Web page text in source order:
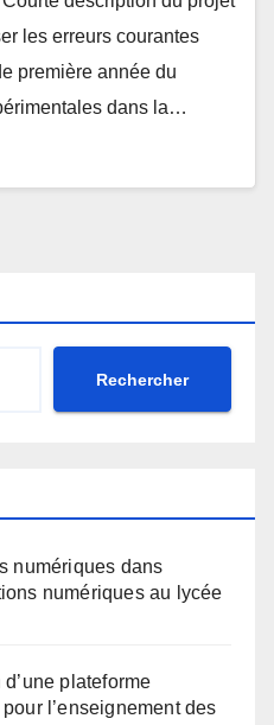
les erreurs courantes
première année du
dans la…
Rechercher
numériques dans
numériques au lycée
plateforme
l’enseignement des